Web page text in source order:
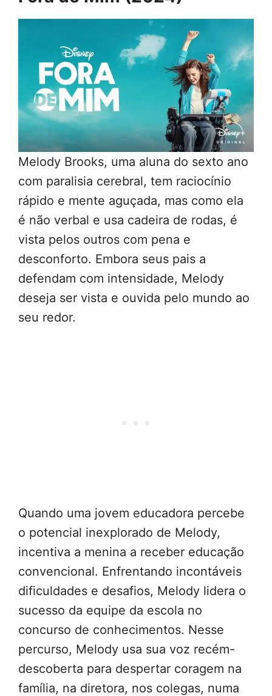
Melody Brooks, uma aluna do sexto ano
com paralisia cerebral, tem raciocínio
rápido e mente aguçada, mas como ela
é não verbal e usa cadeira de rodas, é
vista pelos outros com pena e
desconforto. Embora seus pais a
defendam com intensidade, Melody
deseja ser vista e ouvida pelo mundo ao
seu redor.
Quando uma jovem educadora percebe
o potencial inexplorado de Melody,
incentiva a menina a receber educação
convencional. Enfrentando incontáveis
dificuldades e desafios, Melody lidera o
sucesso da equipe da escola no
concurso de conhecimentos. Nesse
percurso, Melody usa sua voz recém-
descoberta para despertar coragem na
família, na diretora, nos colegas, numa